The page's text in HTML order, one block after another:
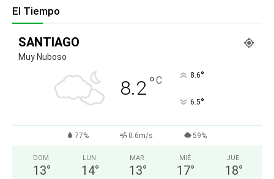
El Tiempo
SANTIAGO
Muy Nuboso
8.2°C 8.6°
6.5°
77% 0.6m/s 59%
DOM
13°
LUN
14°
MAR
13°
MIÉ
17°
JUE
18°